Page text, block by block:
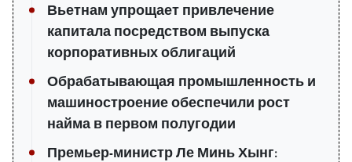
Вьетнам упрощает привлечение
капитала посредством выпуска
корпоративных облигаций
Обрабатывающая промышленность и
машиностроение обеспечили рост
найма в первом полугодии
Премьер-министр Ле Минь Хынг: